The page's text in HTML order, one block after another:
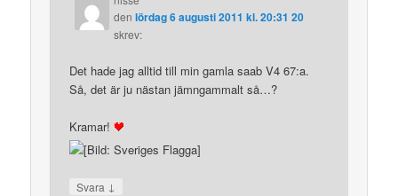
denlördag 6 augusti 2011 kl. 20:31 20
skrev:
Det hade jag alltid till min gamla saab V4 67:a.
Så, det är ju nästan jämngammalt så…?
Kramar!
Svara ↓